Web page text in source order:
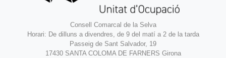
Consell Comarcal de la Selva
Horari: De dilluns a divendres, de 9 del matí a 2 de la tarda
Passeig de Sant Salvador, 19
17430 SANTA COLOMA DE FARNERS Girona